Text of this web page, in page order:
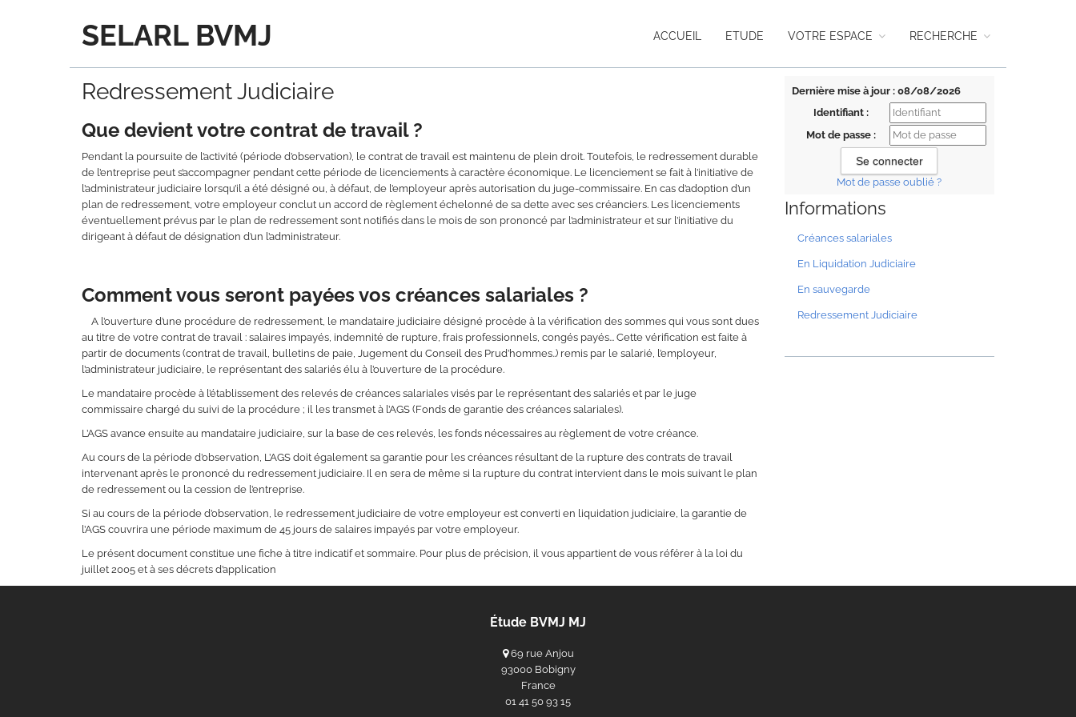
SELARL BVMJ ACCUEIL ETUDE VOTRE ESPACE RECHERCHE
Dernière mise à jour : 08/08/2026
Identifiant :
Mot de passe :
Mot de passe oublié ?
Informations
Créances salariales
En Liquidation Judiciaire
En sauvegarde
Redressement Judiciaire
Redressement Judiciaire
Que devient votre contrat de travail ?
Pendant la poursuite de l’activité (période d’observation), le contrat de travail est maintenu de plein droit. Toutefois, le redressement durable
de l’entreprise peut s’accompagner pendant cette période de licenciements à caractère économique. Le licenciement se fait à l’initiative de
l’administrateur judiciaire lorsqu’il a été désigné ou, à défaut, de l’employeur après autorisation du juge-commissaire. En cas d’adoption d’un
plan de redressement, votre employeur conclut un accord de règlement échelonné de sa dette avec ses créanciers. Les licenciements
éventuellement prévus par le plan de redressement sont notifiés dans le mois de son prononcé par l’administrateur et sur l’initiative du
dirigeant à défaut de désignation d’un l’administrateur.
Comment vous seront payées vos créances salariales ?
A l’ouverture d’une procédure de redressement, le mandataire judiciaire désigné procède à la vérification des sommes qui vous sont dues
au titre de votre contrat de travail : salaires impayés, indemnité de rupture, frais professionnels, congés payés... Cette vérification est faite à
partir de documents (contrat de travail, bulletins de paie, Jugement du Conseil des Prud’hommes..) remis par le salarié, l’employeur,
l’administrateur judiciaire, le représentant des salariés élu à l’ouverture de la procédure.
Le mandataire procède à l’établissement des relevés de créances salariales visés par le représentant des salariés et par le juge
commissaire chargé du suivi de la procédure ; il les transmet à l’AGS (Fonds de garantie des créances salariales).
L’AGS avance ensuite au mandataire judiciaire, sur la base de ces relevés, les fonds nécessaires au règlement de votre créance.
Au cours de la période d’observation, L’AGS doit également sa garantie pour les créances résultant de la rupture des contrats de travail
intervenant après le prononcé du redressement judiciaire. Il en sera de même si la rupture du contrat intervient dans le mois suivant le plan
de redressement ou la cession de l’entreprise.
Si au cours de la période d’observation, le redressement judiciaire de votre employeur est converti en liquidation judiciaire, la garantie de
l’AGS couvrira une période maximum de 45 jours de salaires impayés par votre employeur.
Le présent document constitue une fiche à titre indicatif et sommaire. Pour plus de précision, il vous appartient de vous référer à la loi du
juillet 2005 et à ses décrets d’application
Étude BVMJ MJ
69 rue Anjou
93000 Bobigny
France
‭01 41 50 93 15‬